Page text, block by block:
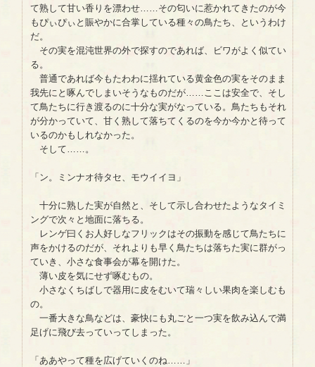
て熟して甘い香りを漂わせ……その匂いに惹かれてきたのが今
もぴぃぴぃと賑やかに合掌している種々の鳥たち、というわけ
だ。
その実を混沌世界の外で探すのであれば、ビワがよく似てい
る。
普通であれば今もたわわに揺れている黄金色の実をそのまま
我先にと啄んでしまいそうなものだが……ここは安全で、そし
て鳥たちに行き渡るのに十分な実がなっている。鳥たちもそれ
が分かっていて、甘く熟して落ちてくるのを今か今かと待って
いるのかもしれなかった。
そして……。
「ン。ミンナオ待タセ、モウイイヨ」
十分に熟した実が自然と、そして示し合わせたようなタイミ
ングで次々と地面に落ちる。
レンゲ曰くお人好しなフリックはその振動を感じて鳥たちに
声をかけるのだが、それよりも早く鳥たちは落ちた実に群がっ
ていき、小さな食事会が幕を開けた。
薄い皮を気にせず啄むもの。
小さなくちばしで器用に皮をむいて瑞々しい果肉を楽しむも
の。
一番大きな鳥などは、豪快にも丸ごと一つ実を飲み込んで満
足げに飛び去っていってしまった。
「ああやって種を広げていくのね……」